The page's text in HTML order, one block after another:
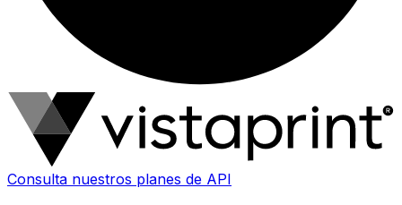
Consulta nuestros planes de API